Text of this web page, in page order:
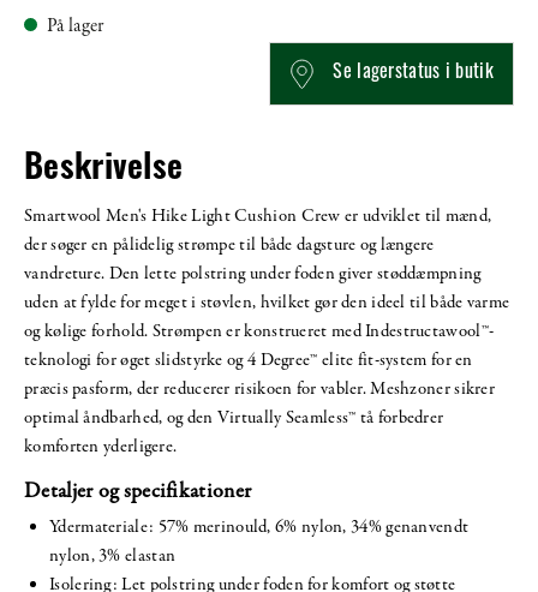
På lager
Se lagerstatus i butik
Beskrivelse
Smartwool Men's Hike Light Cushion Crew er udviklet til mænd,
der søger en pålidelig strømpe til både dagsture og længere
vandreture. Den lette polstring under foden giver støddæmpning
uden at fylde for meget i støvlen, hvilket gør den ideel til både varme
og kølige forhold. Strømpen er konstrueret med Indestructawool™-
teknologi for øget slidstyrke og 4 Degree™ elite fit-system for en
præcis pasform, der reducerer risikoen for vabler. Meshzoner sikrer
optimal åndbarhed, og den Virtually Seamless™ tå forbedrer
komforten yderligere.
Detaljer og specifikationer
Ydermateriale: 57% merinould, 6% nylon, 34% genanvendt
nylon, 3% elastan
Isolering: Let polstring under foden for komfort og støtte